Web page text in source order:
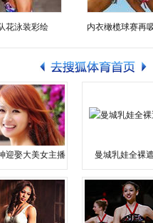
花泳装彩绘 内衣橄榄球赛再
迎娶大美女主播 曼城乳娃全裸